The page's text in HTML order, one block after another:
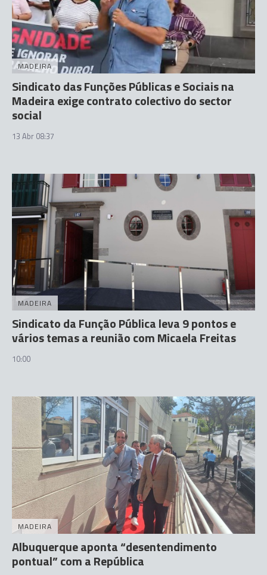
MADEIRA
Sindicato das Funções Públicas e Sociais na
Madeira exige contrato colectivo do sector
social
13 Abr 08:37
MADEIRA
Sindicato da Função Pública leva 9 pontos e
vários temas a reunião com Micaela Freitas
10:00
MADEIRA
Albuquerque aponta “desentendimento
pontual” com a República